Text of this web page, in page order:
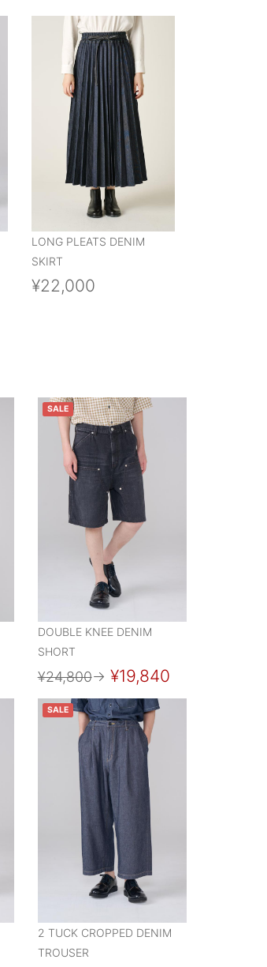
LONG PLEATS DENIM
SKIRT
¥22,000
SALE
DOUBLE KNEE DENIM
SHORT
¥24,800→ ¥19,840
SALE
2 TUCK CROPPED DENIM
TROUSER